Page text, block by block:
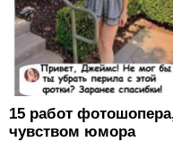
15 работ
чувством юмора